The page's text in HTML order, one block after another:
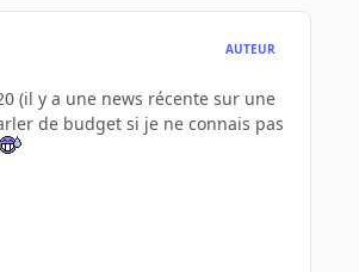
AUTEUR
(il y a une news récente sur une
de budget si je ne connais pas